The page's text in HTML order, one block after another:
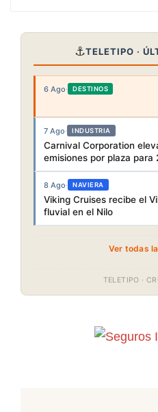
⚓TELETIPO ·
6 Ago· DESTINOS
7 Ago· INDUSTRIA
Carnival Corporation
emisiones por plaza para
8 Ago· NAVIERA
Viking Cruises recibe el
fluvial en el Nilo
Ver todas
TELETIPO ·